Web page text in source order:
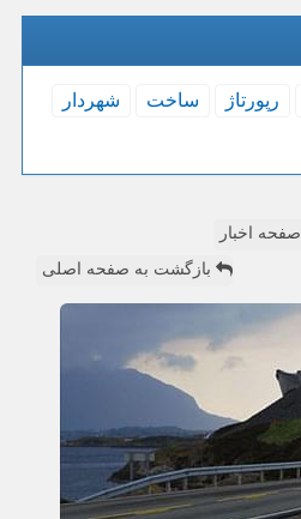
رپورتاژ ساخت
شهردار
صفحه اخبار
بازگشت به صفحه اصلی